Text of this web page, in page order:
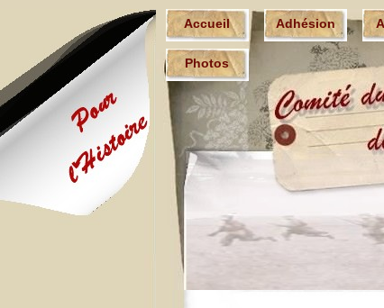
Accueil Adhésion
Photos